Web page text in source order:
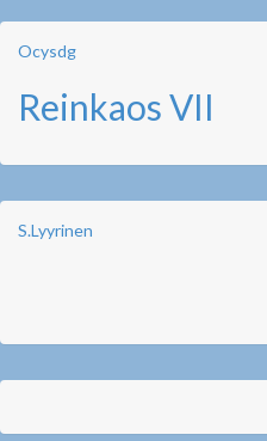
Ocysdg
Reinkaos VII
S.Lyyrinen